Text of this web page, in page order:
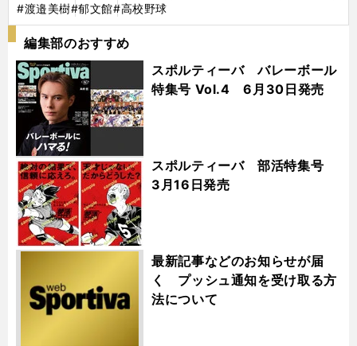
#渡邉美樹#郁文館#高校野球
編集部のおすすめ
スポルティーバ バレーボール
特集号 Vol.4 6月30日発売
スポルティーバ 部活特集号
3月16日発売
最新記事などのお知らせが届
く プッシュ通知を受け取る方
法について